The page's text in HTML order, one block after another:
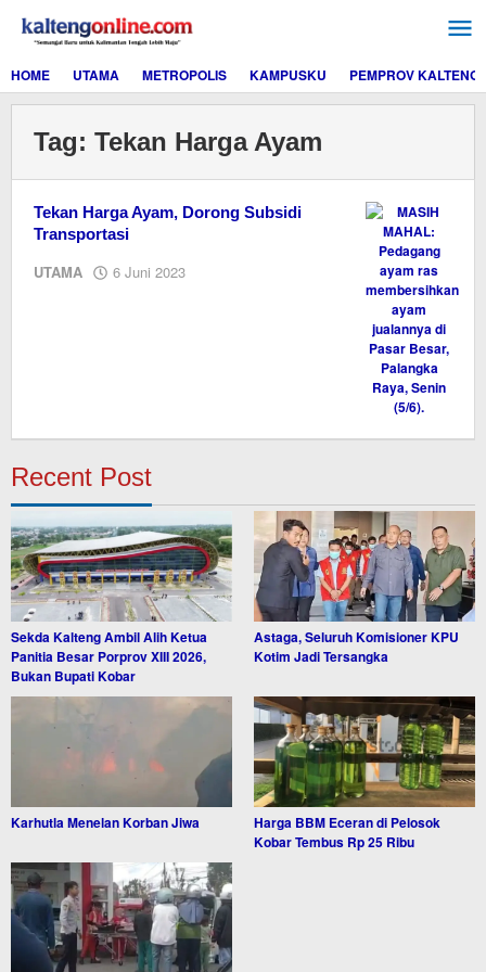
konten
HOME
UTAMA METROPOLIS KAMPUSKU PEMPROV KALTENG
Tag: Tekan Harga Ayam
Tekan Harga Ayam, Dorong Subsidi
Transportasi
UTAMA 6 Juni 2023
Recent Post
Sekda Kalteng Ambil Alih Ketua
Panitia Besar Porprov XIII 2026,
Bukan Bupati Kobar
Astaga, Seluruh Komisioner KPU
Kotim Jadi Tersangka
Karhutla Menelan Korban Jiwa
Harga BBM Eceran di Pelosok
Kobar Tembus Rp 25 Ribu